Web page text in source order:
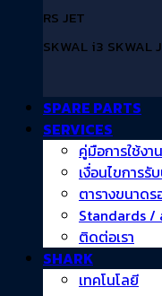
RS JET
SKWAL i3 SKWAL
SPARE PARTS
SERVICES
คู่มือการใช้งา
เงื่อนไขการรั
ตารางขนาดร
Standards /
ติดต่อเรา
SHARK
เทคโนโลยี